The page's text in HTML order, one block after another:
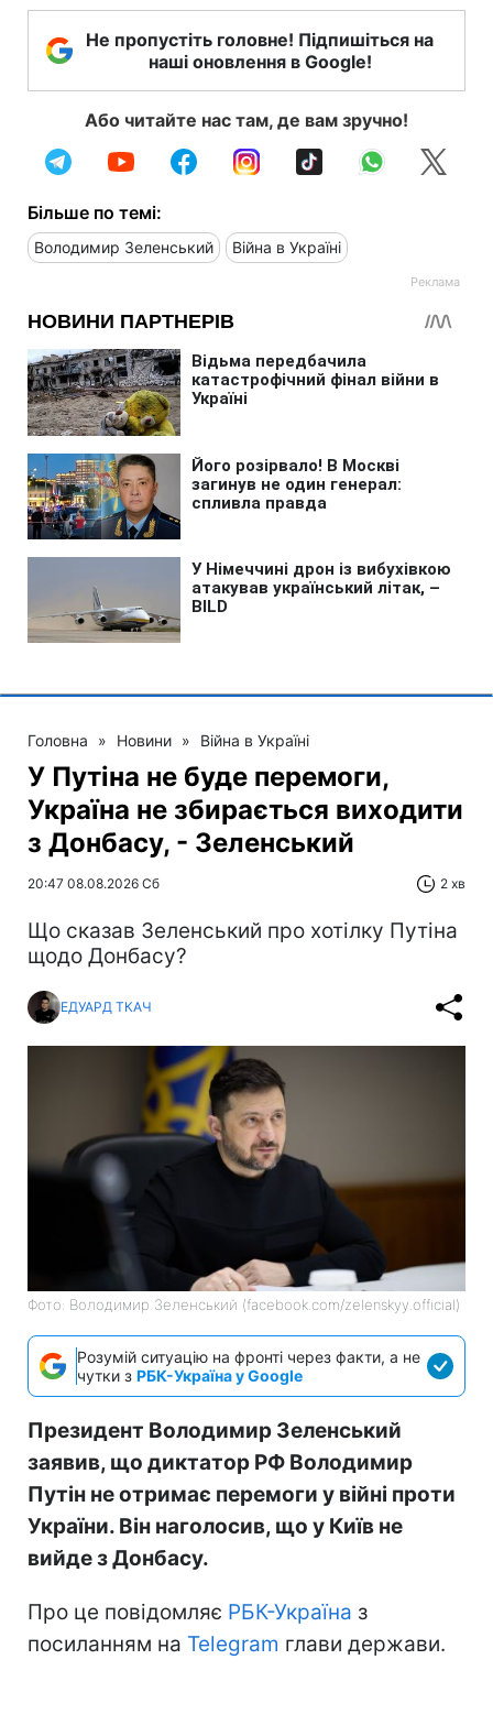
Не пропустіть головне! Підпишіться на
наші оновлення в Google!
Або читайте нас там, де вам зручно!
Більше по темі:
Володимир Зеленський Війна в Україні
Головна » Новини » Війна в Україні
У Путіна не буде перемоги,
Україна не збирається виходити
з Донбасу, - Зеленський
20:47 08.08.2026 Сб 2 хв
Що сказав Зеленський про хотілку Путіна
щодо Донбасу?
ЕДУАРД ТКАЧ
Фото: Володимир Зеленський (facebook.com/zelenskyy.official)
Розумій ситуацію на фронті через факти, а не
чутки з РБК-Україна у Google
Президент Володимир Зеленський
заявив, що диктатор РФ Володимир
Путін не отримає перемоги у війні проти
України. Він наголосив, що у Київ не
вийде з Донбасу.
Про це повідомляє РБК-Україна з
посиланням на Telegram глави держави.